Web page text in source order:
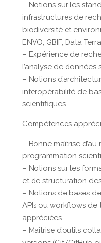
– Notions sur les
infrastructures de
biodiversité et
ENVO, GBIF, Data
– Expérience de
l’analyse de données
– Notions
interopérabilité de
scientifiques
Compétences
– Bonne maîtrise
programmation
– Notions sur les
et de structuration
– Notions de bases
APIs ou workflows de
appréciées
– Maîtrise d’outils